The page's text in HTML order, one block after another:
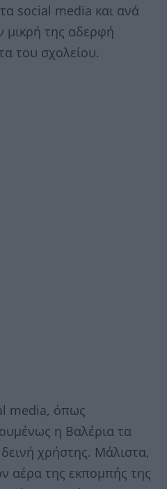
social media και ανά
μικρή της αδερφή
του σχολείου.
media, όπως
η Βαλέρια τα
δεινή χρήστης. Μάλιστα,
αέρα της εκπομπής της